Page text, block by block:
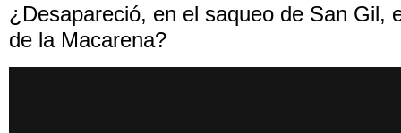
¿Desapareció, en el saqueo de San Gil,
de la Macarena?